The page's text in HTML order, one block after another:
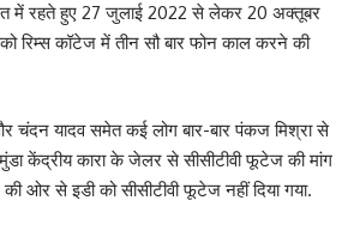
में रहते हुए 27 जुलाई 2022 से लेकर 20 अक्तूबर
रिम्स कॉटेज में तीन सौ बार फोन काल करने की
चंदन यादव समेत कई लोग बार-बार पंकज मिश्रा से
केंद्रीय कारा के जेलर से सीसीटीवी फूटेज की मांग
ओर से इडी को सीसीटीवी फूटेज नहीं दिया गया.